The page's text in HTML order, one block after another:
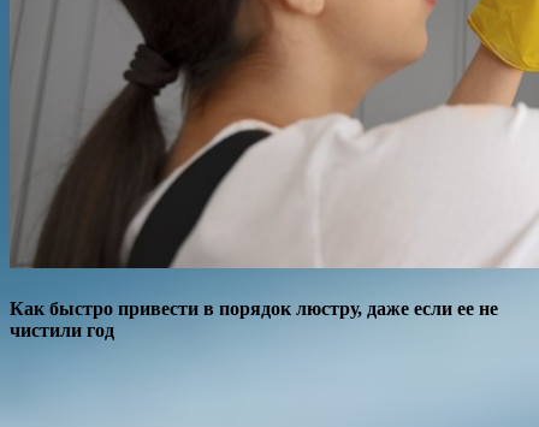
Как быстро привести в порядок люстру, даже если ее не
чистили год